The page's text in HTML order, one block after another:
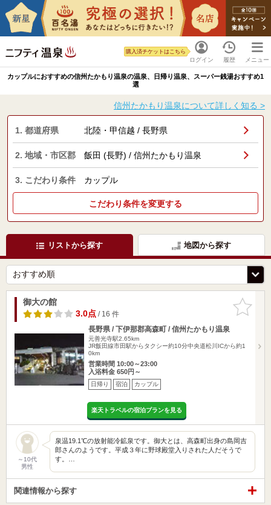
ログイン
購入済チケットはこちら
履歴 メニュー
カップルにおすすめの信州たかもり温泉の温泉、日帰り温泉、スーパー銭湯おすすめ1
選
信州たかもり温泉について詳しく知る >
1. 都道府県 北陸・甲信越 / 長野県
2. 地域・市区郡 飯田 (長野) / 信州たかもり温泉
3. こだわり条件 カップル
こだわり条件を変更する
リストから探す 地図から探す
お気に入
りに追加
御大の館
3.0点/ 16 件
長野県 / 下伊那郡高森町 / 信州たかもり温泉
元善光寺駅2.65km
JR飯田線市田駅からタクシー約10分中央道松川ICから約1
0km
営業時間 10:00～23:00
入浴料金 650円～
日帰り 宿泊 カップル
楽天トラベルの宿泊プランを見る
～10代
男性
泉温19.1℃の放射能冷鉱泉です。御大とは、高森町出身の島岡吉
郎さんのようです。平成３年に野球殿堂入りされた人だそうで
す。…
関連情報から探す